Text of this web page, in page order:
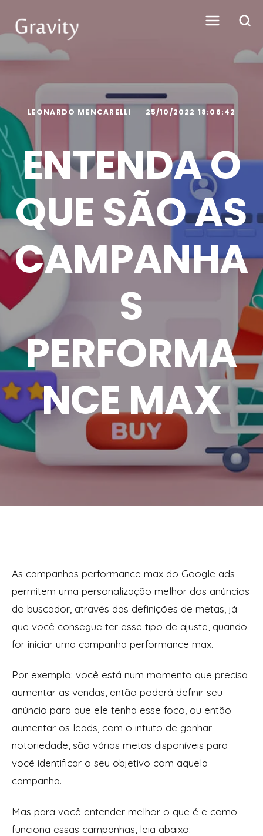
LEONARDO MENCARELLI 25/10/2022 18:06:42
ENTENDA O
QUE SÃO AS
CAMPANHA
S
PERFORMA
NCE MAX
As campanhas performance max do Google ads
permitem uma personalização melhor dos anúncios
do buscador, através das definições de metas, já
que você consegue ter esse tipo de ajuste, quando
for iniciar uma campanha performance max.
Por exemplo: você está num momento que precisa
aumentar as vendas, então poderá definir seu
anúncio para que ele tenha esse foco, ou então
aumentar os leads, com o intuito de ganhar
notoriedade, são várias metas disponíveis para
você identificar o seu objetivo com aquela
campanha.
Mas para você entender melhor o que é e como
funciona essas campanhas, leia abaixo: